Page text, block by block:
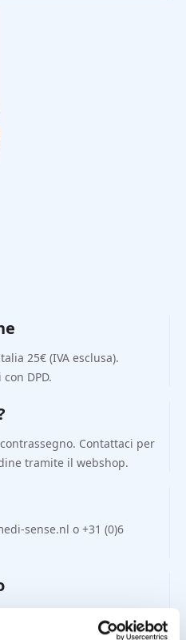
25€ (IVA esclusa).
DPD.
Contattaci per
tramite il webshop.
sense.nl o +31 (0)6